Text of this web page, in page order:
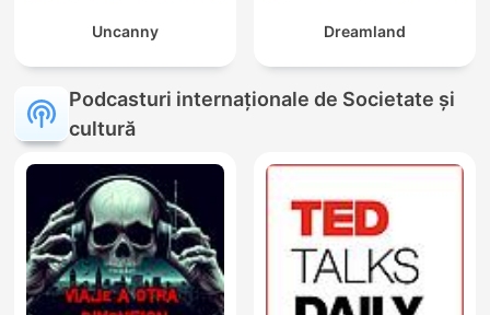
Uncanny Dreamland
Podcasturi internaționale de Societate și
cultură